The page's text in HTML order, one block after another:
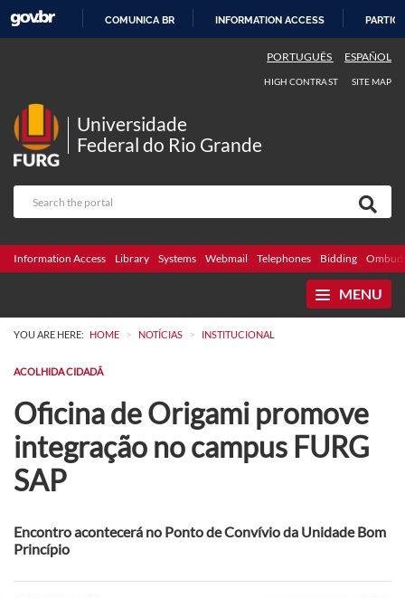
COMUNICA BR INFORMATION ACCESS
PORTUGUÊS ESPAÑOL
HIGH CONTRAST SITE MAP
Universidade
Federal do Rio Grande
Information Access Library Systems Webmail Telephones Bidding
MENU
YOU ARE HERE: HOME > NOTÍCIAS > INSTITUCIONAL
ACOLHIDA CIDADÃ
Oficina de Origami promove
integração no campus FURG
SAP
Encontro acontecerá no Ponto de Convívio da Unidade Bom
Princípio